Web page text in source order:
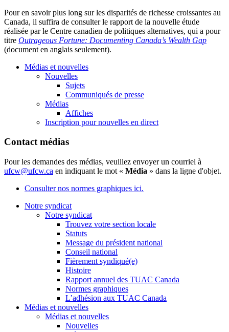
Pour en savoir plus long sur les disparités de richesse croissantes au
Canada, il suffira de consulter le rapport de la nouvelle étude
réalisée par le Centre canadien de politiques alternatives, qui a pour
titre Outrageous Fortune: Documenting Canada’s Wealth Gap
(document en anglais seulement).
Médias et nouvelles
Nouvelles
Sujets
Communiqués de presse
Médias
Affiches
Inscription pour nouvelles en direct
Contact médias
Pour les demandes des médias, veuillez envoyer un courriel à
ufcw@ufcw.ca en indiquant le mot « Média » dans la ligne d'objet.
Consulter nos normes graphiques ici.
Notre syndicat
Notre syndicat
Trouvez votre section locale
Statuts
Message du président national
Conseil national
Fièrement syndiqué(e)
Histoire
Rapport annuel des TUAC Canada
Normes graphiques
L’adhésion aux TUAC Canada
Médias et nouvelles
Médias et nouvelles
Nouvelles